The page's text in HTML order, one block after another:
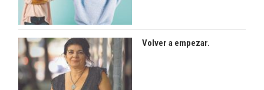
Volver a empezar.